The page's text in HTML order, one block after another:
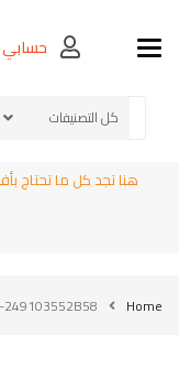
Toggle navigationحسابي
هنا تجد كل ما تحتاج
Home